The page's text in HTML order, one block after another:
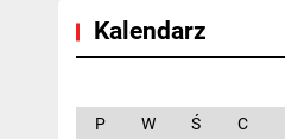
Kalendarz
P W Ś C